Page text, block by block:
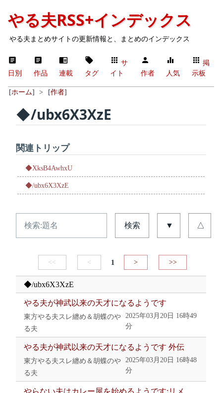
やる夫RSS+インデックス
やる夫まとめサイトの更新情報と、まとめのインデックス
日別 作品 連載 タグ
サ
イト
作者 人気
掲
示板
[ホーム] > [作者]
◆/ubx6X3XzE
関連トリップ
◆XksB4AwhxU
◆/ubx6X3XzE
検索 ▼ △
<< < 1 > >>
◆/ubx6X3XzE
やる夫が神武以来の天才になるようです
東方やる夫スレ纏め＆胡蝶のや
る夫
2025年03月20日 16時49
分
やる夫が神武以来の天才になるようです 外伝
東方やる夫スレ纏め＆胡蝶のや
る夫
2025年03月20日 16時48
分